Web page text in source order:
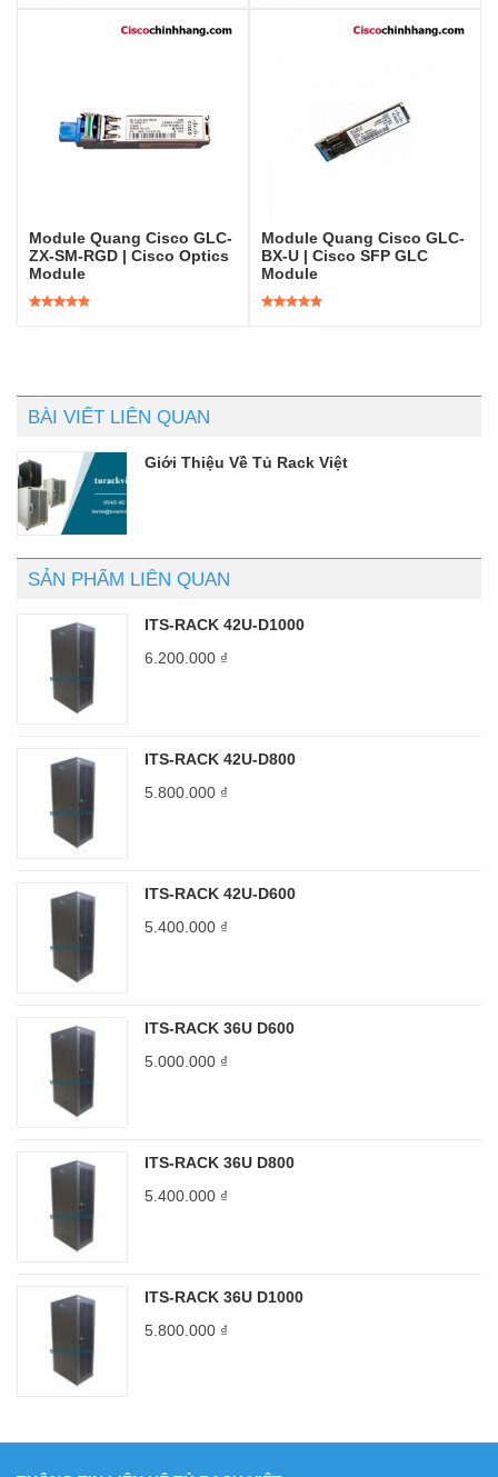
Module Quang Cisco GLC-
ZX-SM-RGD | Cisco Optics
Module
Module Quang Cisco GLC-
BX-U | Cisco SFP GLC
Module
BÀI VIẾT LIÊN QUAN
Giới Thiệu Về Tủ Rack Việt
SẢN PHẨM LIÊN QUAN
ITS-RACK 42U-D1000
6.200.000 ₫
ITS-RACK 42U-D800
5.800.000 ₫
ITS-RACK 42U-D600
5.400.000 ₫
ITS-RACK 36U D600
5.000.000 ₫
ITS-RACK 36U D800
5.400.000 ₫
ITS-RACK 36U D1000
5.800.000 ₫